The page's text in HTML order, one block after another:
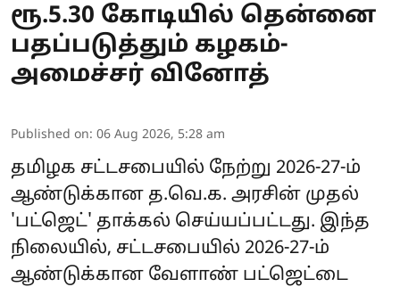
ரூ.5.30 கோடியில் தென்னை
பதப்படுத்தும் கழகம்-
அமைச்சர் வினோத்
Published on: 06 Aug 2026, 5:28 am
தமிழக சட்டசபையில் நேற்று 2026-27-ம்
ஆண்டுக்கான த.வெ.க. அரசின் முதல்
'பட்ஜெட்' தாக்கல் செய்யப்பட்டது. இந்த
நிலையில், சட்டசபையில் 2026-27-ம்
ஆண்டுக்கான வேளாண் பட்ஜெட்டை